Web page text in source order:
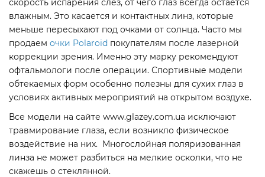
скорость испарения слез, от чего глаз всегда остается
влажным. Это касается и контактных линз, которые
меньше пересыхают под очками от солнца. Часто мы
продаем очки Polaroid покупателям после лазерной
коррекции зрения. Именно эту марку рекомендуют
офтальмологи после операции. Спортивные модели
обтекаемых форм особенно полезны для сухих глаз в
условиях активных мероприятий на открытом воздухе.
Все модели на сайте www.glazey.com.ua исключают
травмирование глаза, если возникло физическое
воздействие на них. Многослойная поляризованная
линза не может разбиться на мелкие осколки, что не
скажешь о стеклянной.